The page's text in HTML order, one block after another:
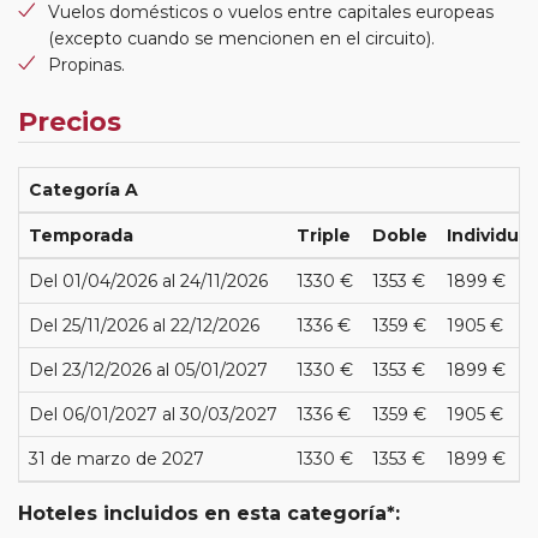
Vuelos domésticos o vuelos entre capitales europeas
(excepto cuando se mencionen en el circuito).
Propinas.
Precios
Categoría A
Temporada Triple Doble Individual
Del 01/04/2026 al 24/11/2026 1330 € 1353 € 1899 €
Del 25/11/2026 al 22/12/2026 1336 € 1359 € 1905 €
Del 23/12/2026 al 05/01/2027 1330 € 1353 € 1899 €
Del 06/01/2027 al 30/03/2027 1336 € 1359 € 1905 €
31 de marzo de 2027 1330 € 1353 € 1899 €
Hoteles incluidos en esta categoría*: